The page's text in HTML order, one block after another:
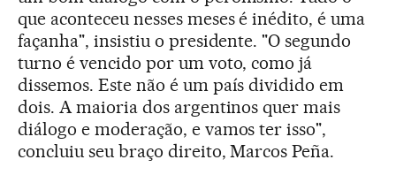
que aconteceu nesses meses é inédito, é uma
façanha", insistiu o presidente. "O segundo
turno é vencido por um voto, como já
dissemos. Este não é um país dividido em
dois. A maioria dos argentinos quer mais
diálogo e moderação, e vamos ter isso",
concluiu seu braço direito, Marcos Peña.